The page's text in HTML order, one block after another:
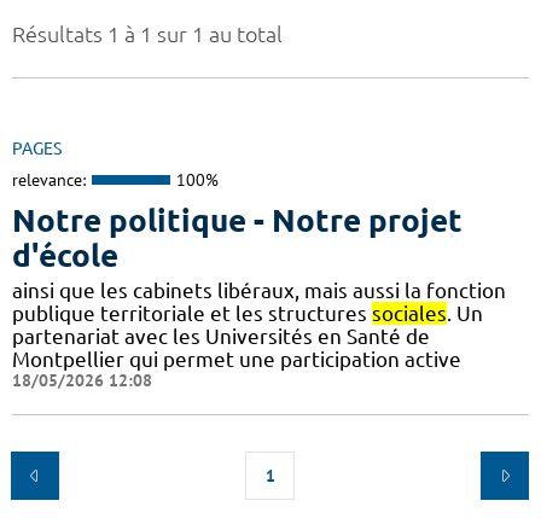
Résultats 1 à 1 sur 1 au total
PAGES
relevance: 100%
Notre politique - Notre projet
d'école
ainsi que les cabinets libéraux, mais aussi la fonction
publique territoriale et les structures sociales . Un
partenariat avec les Universités en Santé de
Montpellier qui permet une participation active
18/05/2026 12:08
1